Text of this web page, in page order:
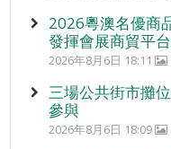
2026粵澳名優商
發揮會展商貿平
2026年8月6日 18:11
三場公共街市攤
參與
2026年8月6日 18:09